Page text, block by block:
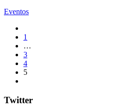
Eventos
1
…
3
4
5
Twitter